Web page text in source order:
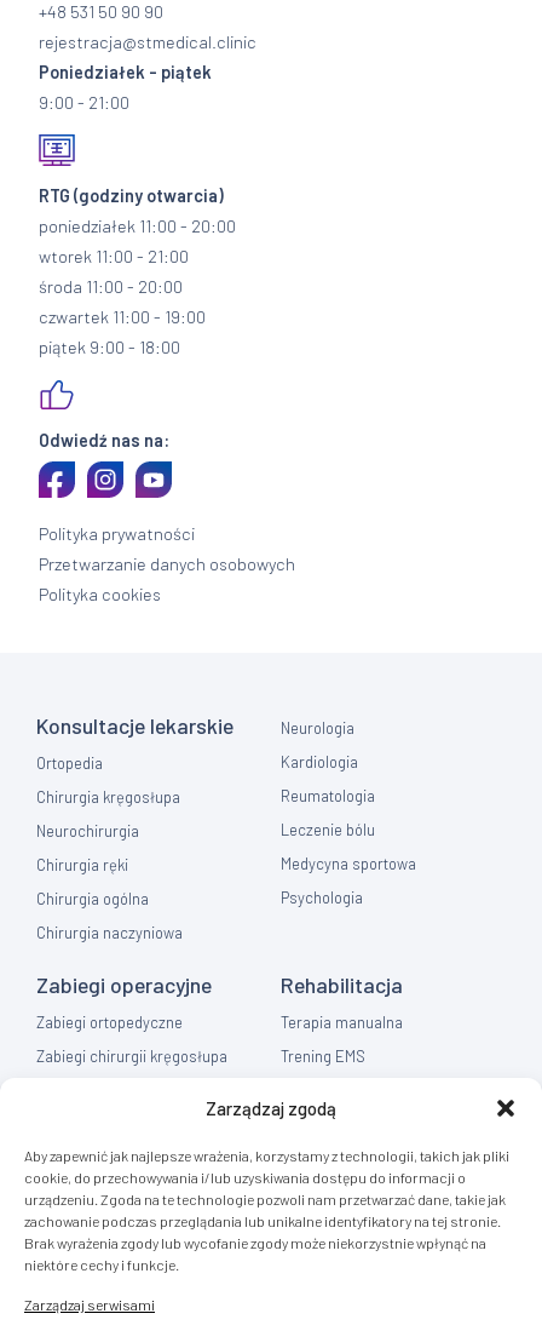
Zarządzaj zgodą
Aby zapewnić jak najlepsze wrażenia, korzystamy z technologii, takich jak pliki
cookie, do przechowywania i/lub uzyskiwania dostępu do informacji o
urządzeniu. Zgoda na te technologie pozwoli nam przetwarzać dane, takie jak
zachowanie podczas przeglądania lub unikalne identyfikatory na tej stronie.
Brak wyrażenia zgody lub wycofanie zgody może niekorzystnie wpłynąć na
niektóre cechy i funkcje.
Zarządzaj serwisami
+48 531 50 90 90
rejestracja@stmedical.clinic
Poniedziałek - piątek
9:00 - 21:00
RTG (godziny otwarcia)
poniedziałek 11:00 - 20:00
wtorek 11:00 - 21:00
środa 11:00 - 20:00
czwartek 11:00 - 19:00
piątek 9:00 - 18:00
Odwiedź nas na:
Polityka prywatności
Przetwarzanie danych osobowych
Polityka cookies
Konsultacje lekarskie
Ortopedia
Chirurgia kręgosłupa
Neurochirurgia
Chirurgia ręki
Chirurgia ogólna
Chirurgia naczyniowa
Neurologia
Kardiologia
Reumatologia
Leczenie bólu
Medycyna sportowa
Psychologia
Zabiegi operacyjne
Zabiegi ortopedyczne
Zabiegi chirurgii kręgosłupa
Flebologia
Rehabilitacja
Terapia manualna
Trening EMS
Masaż
Diagnostyka
Rezonans Tomografia
USG